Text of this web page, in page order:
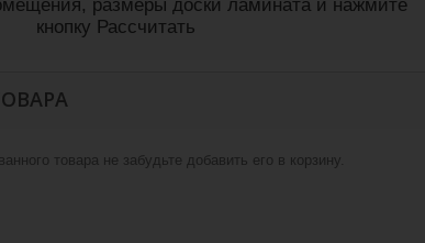
размеры доски ламината и нажмите
кнопку Рассчитать
товара не забудьте добавить его в корзину.